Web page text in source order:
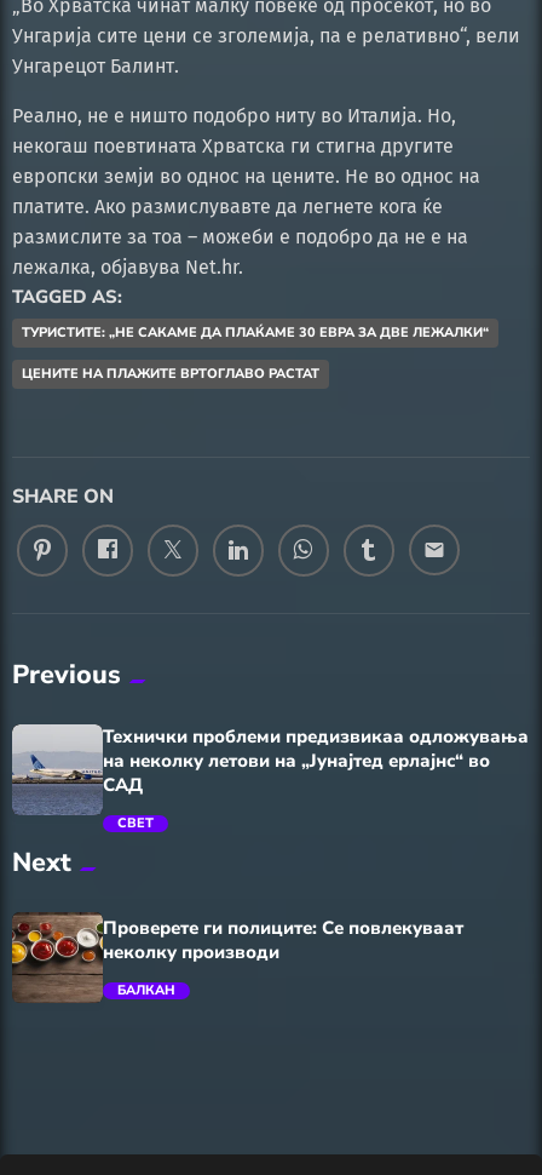
„Во Хрватска чинат малку повеќе од просекот, но во
Унгарија сите цени се зголемија, па е релативно“, вели
Унгарецот Балинт.
Реално, не е ништо подобро ниту во Италија. Но,
некогаш поевтината Хрватска ги стигна другите
европски земји во однос на цените. Не во однос на
платите. Ако размислувавте да легнете кога ќе
размислите за тоа – можеби е подобро да не е на
лежалка, објавува Net.hr.
TAGGED AS:
ТУРИСТИТЕ: „НЕ САКАМЕ ДА ПЛАЌАМЕ 30 ЕВРА ЗА ДВЕ ЛЕЖАЛКИ“
ЦЕНИТЕ НА ПЛАЖИТЕ ВРТОГЛАВО РАСТАТ
SHARE ON
email
Previous
Технички проблеми предизвикаа одложувања
на неколку летови на „Јунајтед ерлајнс“ во
САД
СВЕТ
Next
Проверете ги полиците: Се повлекуваат
неколку производи
БАЛКАН